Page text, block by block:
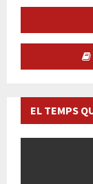
EL TEMPS